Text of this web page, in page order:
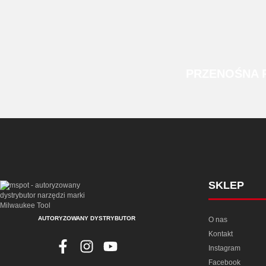
AUTORYZOWANY DYSTRYBUTOR
SKLEP
O nas
Kontakt
Instagram
Facebook